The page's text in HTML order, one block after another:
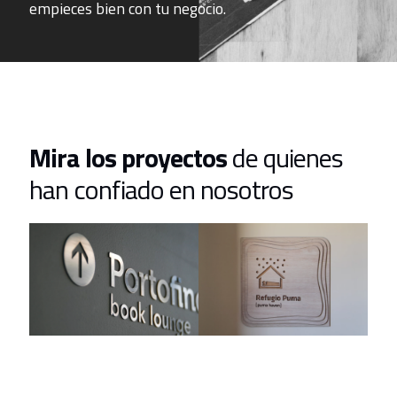
empieces bien con tu negocio.
Mira los proyectosde quienes
han confiado en nosotros